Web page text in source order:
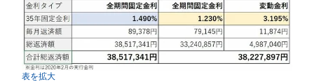
表を拡大